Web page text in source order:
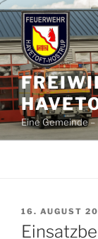
Zum
Inhalt
springen
Eine Gemeinde –
AM
16. AUGUST